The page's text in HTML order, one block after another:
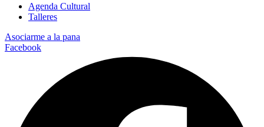
Agenda Cultural
Talleres
Asociarme a la pana
Facebook